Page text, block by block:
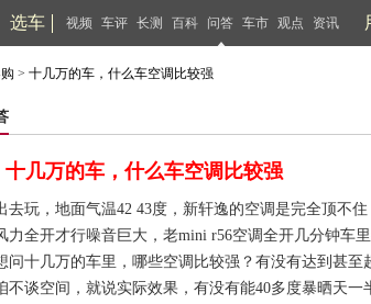
选车 视频 车评 长测 百科 问答 车市 观点 资讯
> 十几万的车，什么车空调比较强
十几万的车，什么车空调比较强
去玩，地面气温42 43度，新轩逸的空调是完全顶不
力全开才行噪音巨大，老mini r56空调全开几分钟车
问十几万的车里，哪些空调比较强？有没有达到甚
不谈空间，就说实际效果，有没有能40多度暴晒天